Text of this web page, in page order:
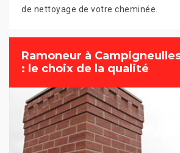
de nettoyage de votre cheminée.
Ramoneur à
: le choix de la qualité